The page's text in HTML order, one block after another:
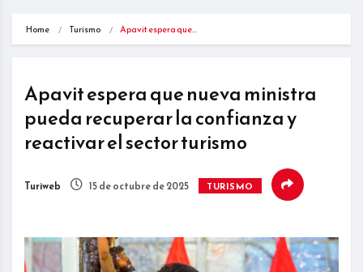
Home Turismo Apavit espera que…
Apavit espera que nueva ministra
pueda recuperar la confianza y
reactivar el sector turismo
Turiweb 15 de octubre de 2025 TURISMO